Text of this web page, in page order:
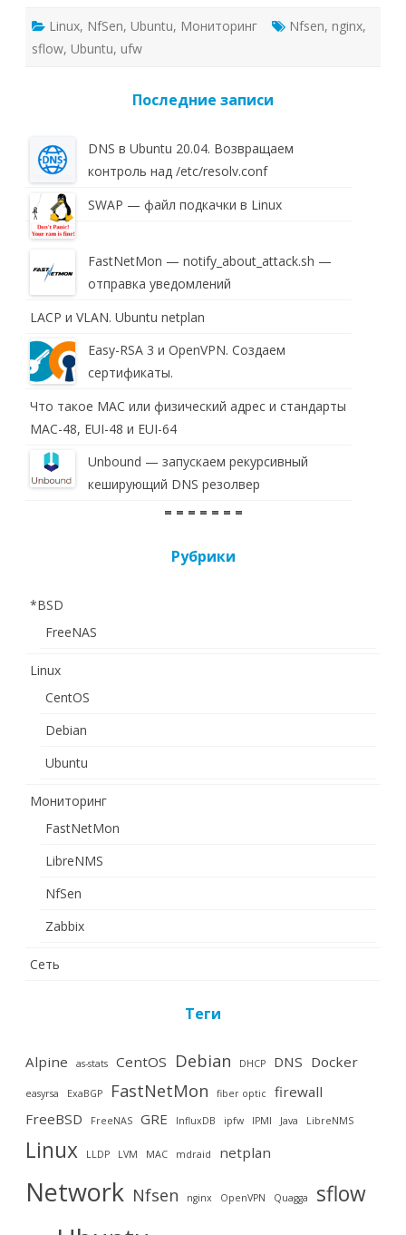
Linux, NfSen, Ubuntu, Мониторинг Nfsen, nginx,
sflow, Ubuntu, ufw
Последние записи
DNS в Ubuntu 20.04. Возвращаем
контроль над /etc/resolv.conf
SWAP — файл подкачки в Linux
FastNetMon — notify_about_attack.sh —
отправка уведомлений
LACP и VLAN. Ubuntu netplan
Easy-RSA 3 и OpenVPN. Создаем
сертификаты.
Что такое MAC или физический адрес и стандарты
MAC-48, EUI-48 и EUI-64
Unbound — запускаем рекурсивный
кеширующий DNS резолвер
= = = = = = =
Рубрики
*BSD
FreeNAS
Linux
CentOS
Debian
Ubuntu
Мониторинг
FastNetMon
LibreNMS
NfSen
Zabbix
Сеть
Теги
Alpine as-stats CentOS Debian DHCP DNS Docker
easyrsa ExaBGP FastNetMon fiber optic
firewall
FreeBSD
FreeNAS GRE InfluxDB ipfw IPMI Java LibreNMS
Linux LLDP LVM MAC mdraid netplan
Network Nfsen nginx OpenVPN Quagga sflow